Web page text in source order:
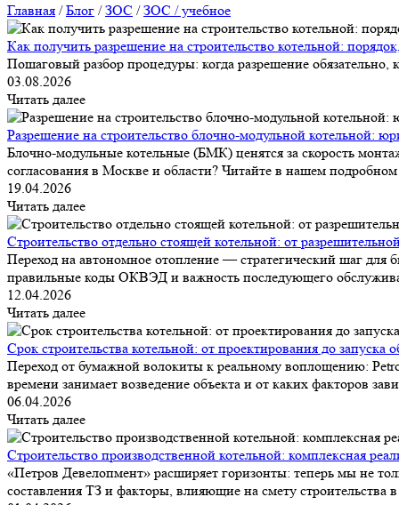
Главная /Блог /ЗОС /ЗОС / учебное
Как получить разрешение на строительство котельной:
Пошаговый разбор процедуры: когда разрешение
03.08.2026
Читать далее
Разрешение на строительство блочно-модульной котельной:
Блочно-модульные котельные (БМК) ценятся за скорость
согласования в Москве и области? Читайте в нашем подробном
19.04.2026
Читать далее
Строительство отдельно стоящей котельной: от
Переход на автономное отопление — стратегический шаг для
правильные коды ОКВЭД и важность последующего
12.04.2026
Читать далее
Срок строительства котельной: от проектирования до запуска
Переход от бумажной волокиты к реальному воплощению:
времени занимает возведение объекта и от каких факторов
06.04.2026
Читать далее
Строительство производственной котельной: комплексная
«Петров Девелопмент» расширяет горизонты: теперь мы не
составления ТЗ и факторы, влияющие на смету строительства в